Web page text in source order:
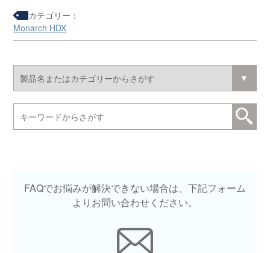
カテゴリー：
Monarch HDX
FAQでお悩みが解決できない場合は、下記フォーム
よりお問い合わせください。